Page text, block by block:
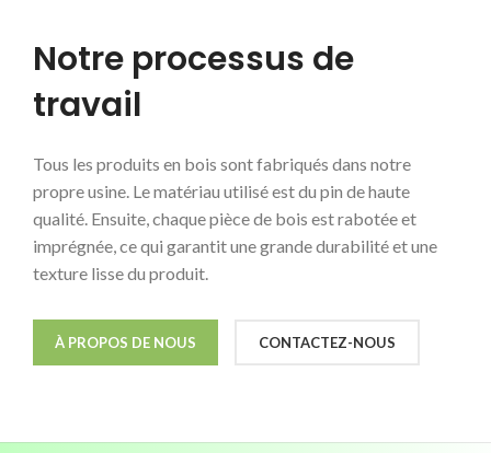
Notre processus de
travail
Tous les produits en bois sont fabriqués dans notre
propre usine. Le matériau utilisé est du pin de haute
qualité. Ensuite, chaque pièce de bois est rabotée et
imprégnée, ce qui garantit une grande durabilité et une
texture lisse du produit.
À PROPOS DE NOUS CONTACTEZ-NOUS